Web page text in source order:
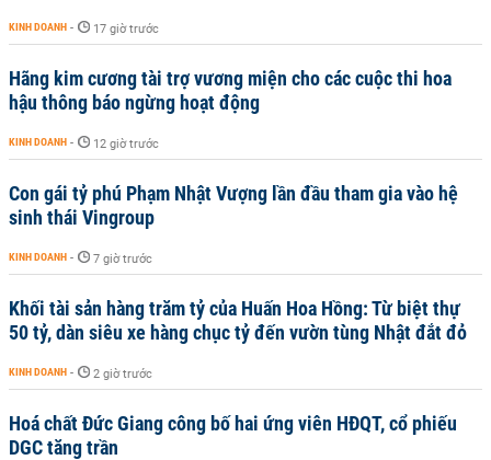
KINH DOANH - 17 giờ trước
Hãng kim cương tài trợ vương miện cho các cuộc thi hoa
hậu thông báo ngừng hoạt động
KINH DOANH - 12 giờ trước
Con gái tỷ phú Phạm Nhật Vượng lần đầu tham gia vào hệ
sinh thái Vingroup
KINH DOANH - 7 giờ trước
Khối tài sản hàng trăm tỷ của Huấn Hoa Hồng: Từ biệt thự
50 tỷ, dàn siêu xe hàng chục tỷ đến vườn tùng Nhật đắt đỏ
KINH DOANH - 2 giờ trước
Hoá chất Đức Giang công bố hai ứng viên HĐQT, cổ phiếu
DGC tăng trần